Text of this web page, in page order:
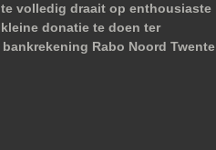
volledig draait op enthousiaste
donatie te doen ter
Rabo Noord Twente